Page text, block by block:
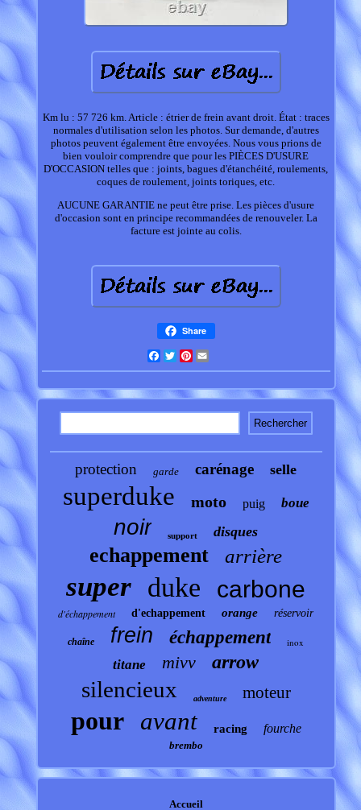
Km lu : 57 726 km. Article : étrier de frein avant droit. État : traces
normales d'utilisation selon les photos. Sur demande, d'autres
photos peuvent également être envoyées. Nous vous prions de
bien vouloir comprendre que pour les PIÈCES D'USURE
D'OCCASION telles que : joints, bagues d'étanchéité, roulements,
coques de roulement, joints toriques, etc.
AUCUNE GARANTIE ne peut être prise. Les pièces d'usure
d'occasion sont en principe recommandées de renouveler. La
facture est jointe au colis.
Share
Facebook
TwitterPinterest
protection garde carénage selle
superduke moto puig boue
noir support disques
echappement arrière
super duke carbone
d'échappement d'echappement orange réservoir
chaîne frein échappement inox
titane mivv arrow
silencieux adventure moteur
pour avant racing fourche
brembo
Accueil